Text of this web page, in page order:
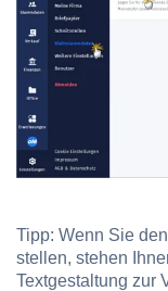
Tipp: Wenn Sie
stellen, stehen
Textgestaltung zur